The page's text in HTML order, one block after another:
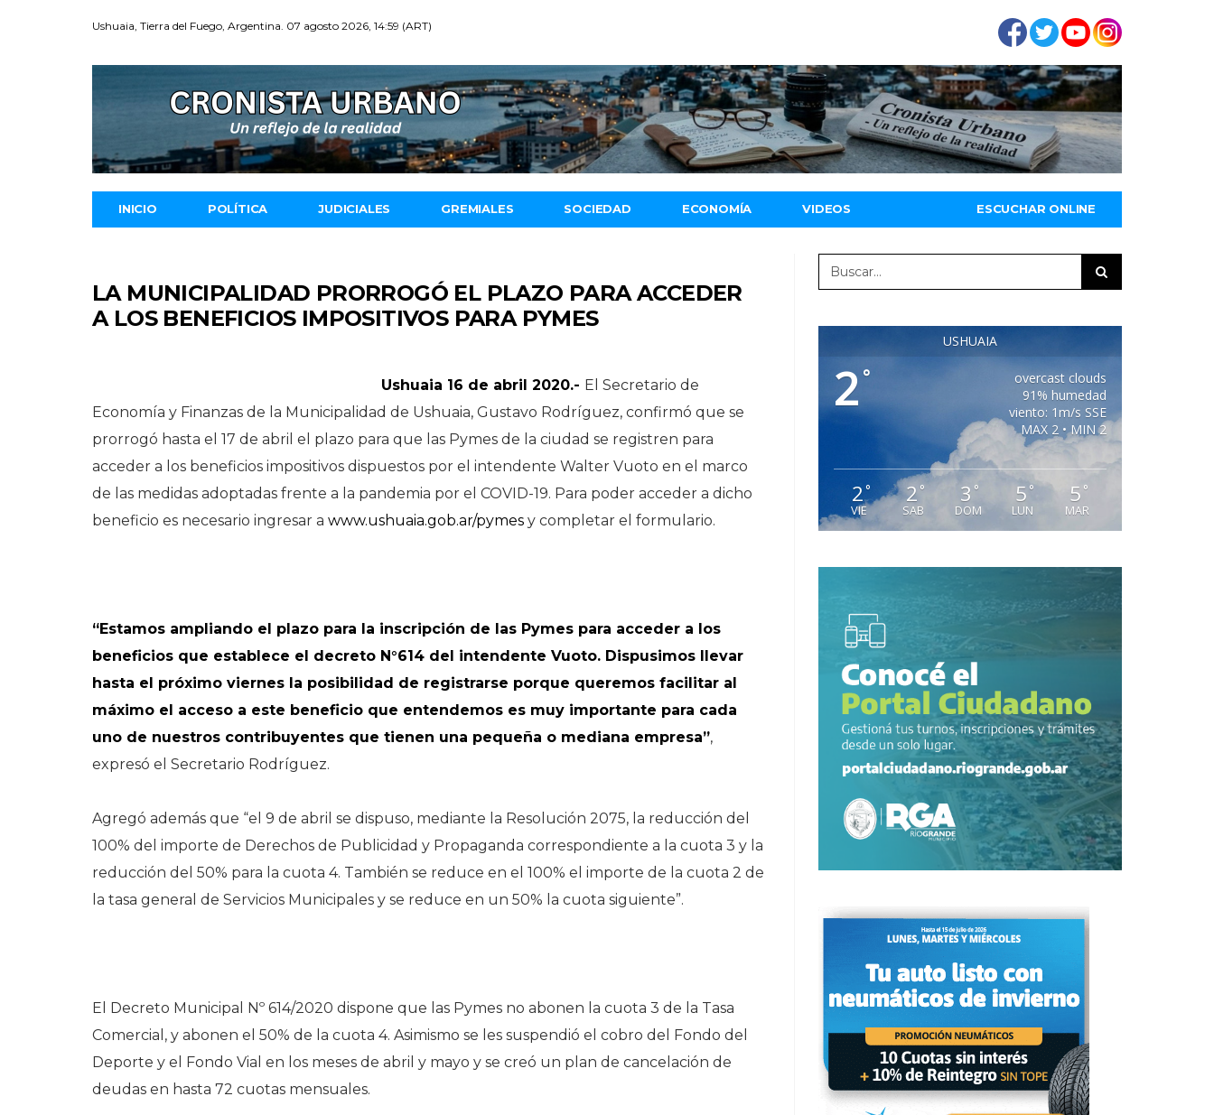
Ushuaia, Tierra del Fuego, Argentina. 07 agosto 2026, 14:59 (ART)
INICIO POLÍTICA JUDICIALES GREMIALES SOCIEDAD ECONOMÍA VIDEOS ESCUCHAR ONLINE
LA MUNICIPALIDAD PRORROGÓ EL PLAZO PARA ACCEDER
A LOS BENEFICIOS IMPOSITIVOS PARA PYMES
Ushuaia 16 de abril 2020.- El Secretario de
Economía y Finanzas de la Municipalidad de Ushuaia, Gustavo Rodríguez, confirmó que se
prorrogó hasta el 17 de abril el plazo para que las Pymes de la ciudad se registren para
acceder a los beneficios impositivos dispuestos por el intendente Walter Vuoto en el marco
de las medidas adoptadas frente a la pandemia por el COVID-19. Para poder acceder a dicho
beneficio es necesario ingresar a www.ushuaia.gob.ar/pymes y completar el formulario.
“Estamos ampliando el plazo para la inscripción de las Pymes para acceder a los
beneficios que establece el decreto N°614 del intendente Vuoto. Dispusimos llevar
hasta el próximo viernes la posibilidad de registrarse porque queremos facilitar al
máximo el acceso a este beneficio que entendemos es muy importante para cada
uno de nuestros contribuyentes que tienen una pequeña o mediana empresa”,
expresó el Secretario Rodríguez.
Agregó además que “el 9 de abril se dispuso, mediante la Resolución 2075, la reducción del
100% del importe de Derechos de Publicidad y Propaganda correspondiente a la cuota 3 y la
reducción del 50% para la cuota 4. También se reduce en el 100% el importe de la cuota 2 de
la tasa general de Servicios Municipales y se reduce en un 50% la cuota siguiente”.
El Decreto Municipal Nº 614/2020 dispone que las Pymes no abonen la cuota 3 de la Tasa
Comercial, y abonen el 50% de la cuota 4. Asimismo se les suspendió el cobro del Fondo del
Deporte y el Fondo Vial en los meses de abril y mayo y se creó un plan de cancelación de
deudas en hasta 72 cuotas mensuales.
USHUAIA
2 °
overcast clouds
91% humedad
viento: 1m/s SSE
MAX 2 • MIN 2
2°
VIE
2 °
SAB
3 °
DOM
5 °
LUN
5 °
MAR